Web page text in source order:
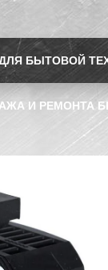
БЫТОВОЙ
И РЕМОНТА